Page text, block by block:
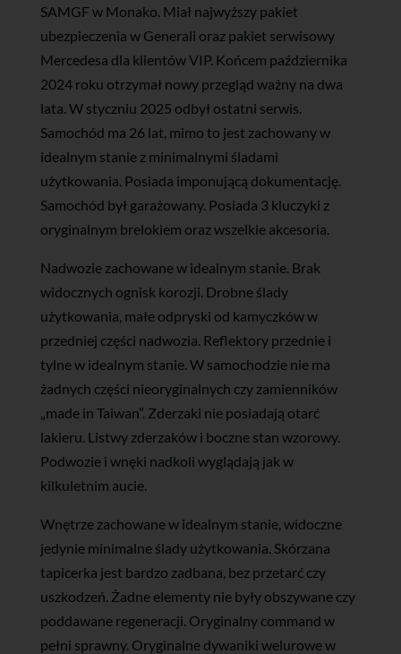
SAMGF w Monako. Miał najwyższy pakiet
ubezpieczenia w Generali oraz pakiet serwisowy
Mercedesa dla klientów VIP. Końcem października
2024 roku otrzymał nowy przegląd ważny na dwa
lata. W styczniu 2025 odbył ostatni serwis.
Samochód ma 26 lat, mimo to jest zachowany w
idealnym stanie z minimalnymi śladami
użytkowania. Posiada imponującą dokumentację.
Samochód był garażowany. Posiada 3 kluczyki z
oryginalnym brelokiem oraz wszelkie akcesoria.
Nadwozie zachowane w idealnym stanie. Brak
widocznych ognisk korozji. Drobne ślady
użytkowania, małe odpryski od kamyczków w
przedniej części nadwozia. Reflektory przednie i
tylne w idealnym stanie. W samochodzie nie ma
żadnych części nieoryginalnych czy zamienników
„made in Taiwan”. Zderzaki nie posiadają otarć
lakieru. Listwy zderzaków i boczne stan wzorowy.
Podwozie i wnęki nadkoli wyglądają jak w
kilkuletnim aucie.
Wnętrze zachowane w idealnym stanie, widoczne
jedynie minimalne ślady użytkowania. Skórzana
tapicerka jest bardzo zadbana, bez przetarć czy
uszkodzeń. Żadne elementy nie były obszywane czy
poddawane regeneracji. Oryginalny command w
pełni sprawny. Oryginalne dywaniki welurowe w